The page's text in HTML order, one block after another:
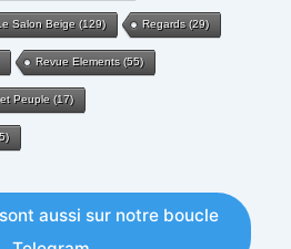
Salon Beige (129) Regards(29)
Revue Elements(55)
Peuple (17)
aussi sur notre boucle